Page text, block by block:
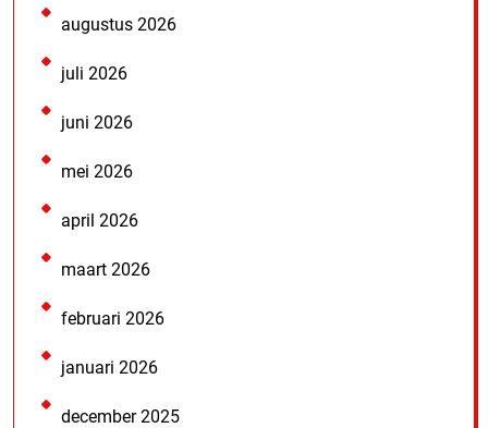
augustus 2026
juli 2026
juni 2026
mei 2026
april 2026
maart 2026
februari 2026
januari 2026
december 2025